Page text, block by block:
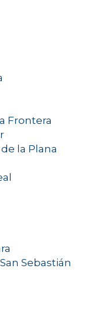
Frontera
la Plana
Sebastián